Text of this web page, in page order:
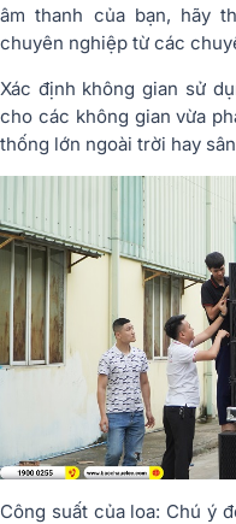
âm thanh của bạn, hãy
chuyên nghiệp từ các
Xác định không gian sử
cho các không gian vừa
thống lớn ngoài trời hay
Công suất của loa: Chú ý